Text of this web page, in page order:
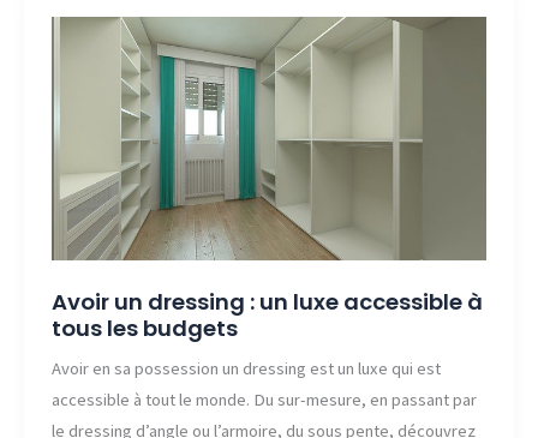
à
Avoir un dressing : un luxe accessible à
tous les budgets
Avoir en sa possession un dressing est un luxe qui est
accessible à tout le monde. Du sur-mesure, en passant par
le dressing d’angle ou l’armoire, du sous pente, découvrez